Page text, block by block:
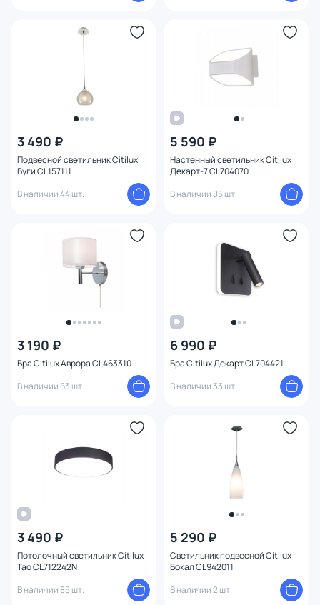
3 490 ₽
Подвесной светильник Citilux
Буги CL157111
В наличии 44 шт.
5 590 ₽
Настенный светильник Citilux
Декарт-7 CL704070
В наличии 85 шт.
3 190 ₽
Бра Citilux Аврора CL463310
В наличии 63 шт.
6 990 ₽
Бра Citilux Декарт CL704421
В наличии 33 шт.
3 490 ₽
Потолочный светильник Citilux
Тао CL712242N
В наличии 85 шт.
5 290 ₽
Светильник подвесной Citilux
Бокал CL942011
В наличии 2 шт.